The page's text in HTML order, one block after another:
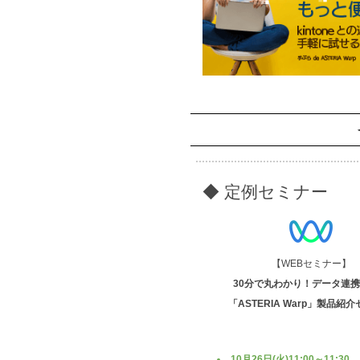
◆ 定例セミナー
【WEBセミナー】
30分で丸わかり！データ連
「ASTERIA Warp」製品紹介